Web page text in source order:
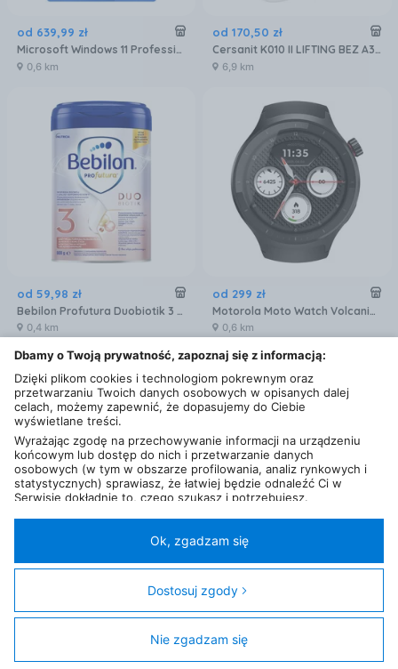
od 639,99 zł
Microsoft Windows 11 Professional 32/64 BiT
0,6 km
od 170,50 zł
Cersanit K010 II LIFTING BEZ A3/8C K11-0063-PP
6,9 km
od 59,98 zł
Bebilon Profutura Duobiotik 3 formuła na bazie mleka po 1. roku życia 800 g
0,4 km
od 299 zł
Motorola Moto Watch Volcanic Ash (Black)
0,6 km
realme 16 Pro+ 5G 12/512GB Szary Apple iPhone 17 Pro Max 256GB Głębinowy błękit
0,6 km
Filtry
Dbamy o Twoją prywatność, zapoznaj się z informacją:
Dzięki plikom cookies i technologiom pokrewnym oraz
przetwarzaniu Twoich danych osobowych w opisanych dalej
celach, możemy zapewnić, że dopasujemy do Ciebie
wyświetlane treści.
Wyrażając zgodę na przechowywanie informacji na urządzeniu
końcowym lub dostęp do nich i przetwarzanie danych
osobowych (w tym w obszarze profilowania, analiz rynkowych i
statystycznych) sprawiasz, że łatwiej będzie odnaleźć Ci w
Serwisie dokładnie to, czego szukasz i potrzebujesz.
internetowy, dane przeglądania)nasi partnerzy (129 partnerów)
Twoja zgoda jest dobrowolna i obejmuje przetwarzanie danych
osobowych w celach: prezentowania spersonalizowanych treści i
reklam oraz ich pomiaru, tworzenia statystyk, poprawy
funkcjonalności strony, ułatwienia korzystania z naszych stron.
Zgoda obejmuje także wyszczególnione cele (wg standardu i
klasyfikacji IAB Europe) dla Zaufanych Partnerów IAB: 1)
Ok, zgadzam się
Dostosuj zgody
Nie zgadzam się